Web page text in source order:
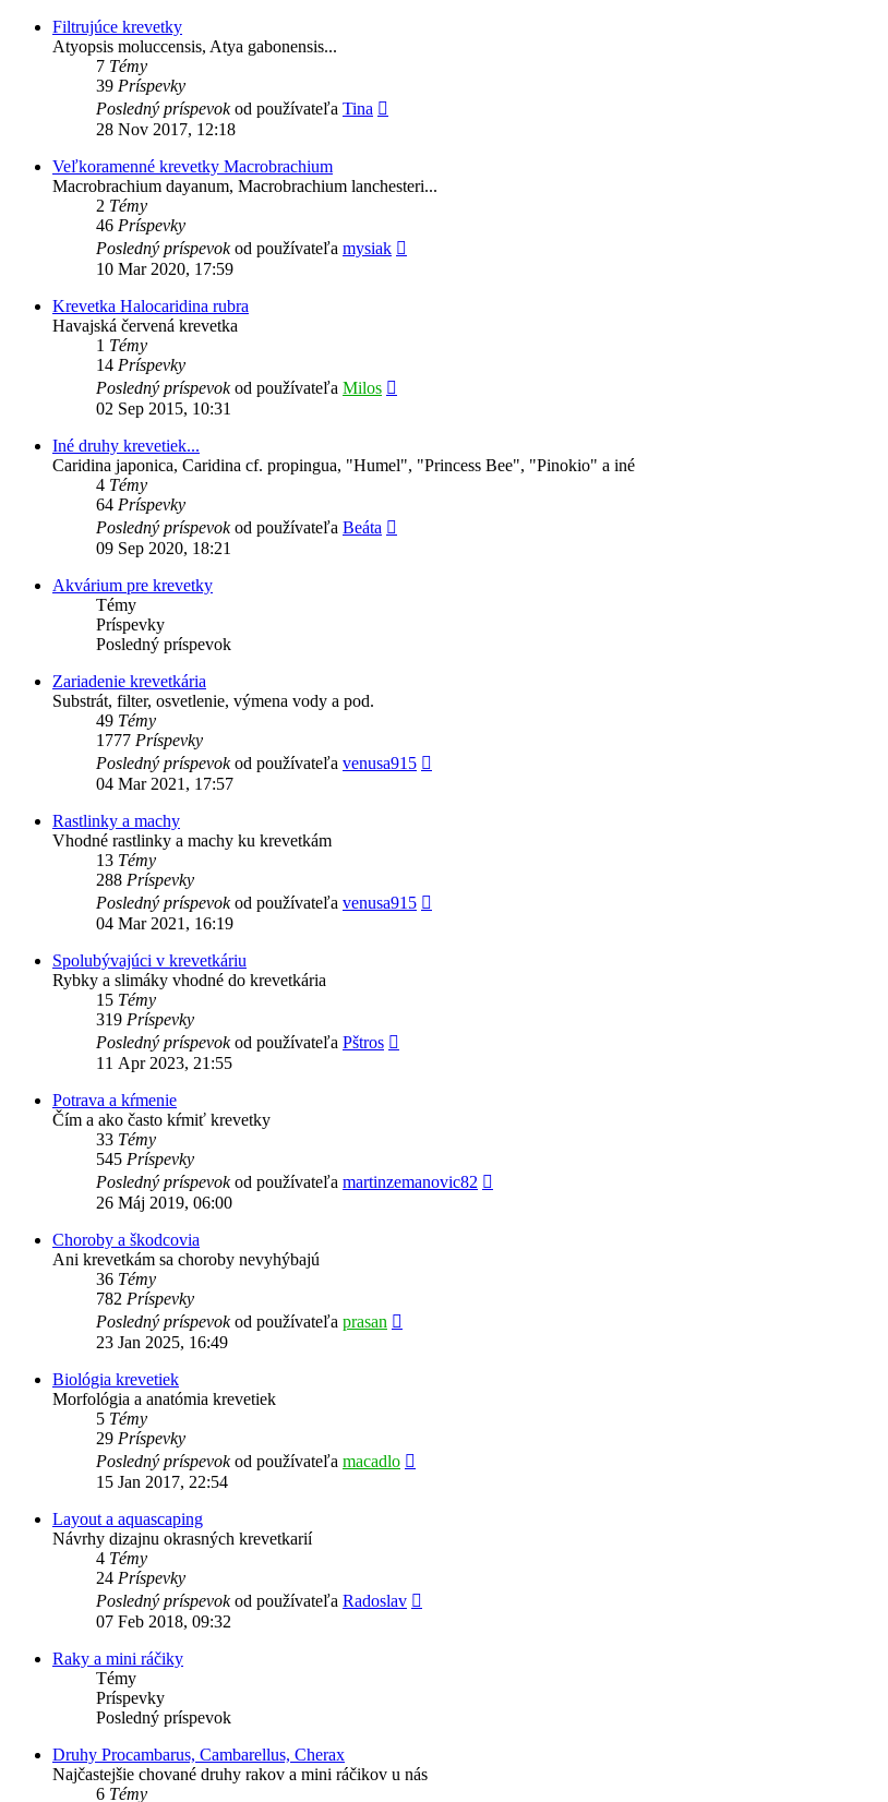
Filtrujúce krevetky
Atyopsis moluccensis, Atya gabonensis...
7 Témy
39 Príspevky
Posledný príspevokod používateľa Tina
28 Nov 2017, 12:18
Veľkoramenné krevetky Macrobrachium
Macrobrachium dayanum, Macrobrachium lanchesteri...
2 Témy
46 Príspevky
Posledný príspevokod používateľa mysiak
10 Mar 2020, 17:59
Krevetka Halocaridina rubra
Havajská červená krevetka
1 Témy
14 Príspevky
Posledný príspevokod používateľa Milos
02 Sep 2015, 10:31
Iné druhy krevetiek...
Caridina japonica, Caridina cf. propingua, "Humel", "Princess Bee", "Pinokio" a iné
4 Témy
64 Príspevky
Posledný príspevokod používateľa Beáta
09 Sep 2020, 18:21
Akvárium pre krevetky
Témy
Príspevky
Posledný príspevok
Zariadenie krevetkária
Substrát, filter, osvetlenie, výmena vody a pod.
49 Témy
1777 Príspevky
Posledný príspevokod používateľa venusa915
04 Mar 2021, 17:57
Rastlinky a machy
Vhodné rastlinky a machy ku krevetkám
13 Témy
288 Príspevky
Posledný príspevokod používateľa venusa915
04 Mar 2021, 16:19
Spolubývajúci v krevetkáriu
Rybky a slimáky vhodné do krevetkária
15 Témy
319 Príspevky
Posledný príspevokod používateľa Pštros
11 Apr 2023, 21:55
Potrava a kŕmenie
Čím a ako často kŕmiť krevetky
33 Témy
545 Príspevky
Posledný príspevokod používateľa martinzemanovic82
26 Máj 2019, 06:00
Choroby a škodcovia
Ani krevetkám sa choroby nevyhýbajú
36 Témy
782 Príspevky
Posledný príspevokod používateľa prasan
23 Jan 2025, 16:49
Biológia krevetiek
Morfológia a anatómia krevetiek
5 Témy
29 Príspevky
Posledný príspevokod používateľa macadlo
15 Jan 2017, 22:54
Layout a aquascaping
Návrhy dizajnu okrasných krevetkarií
4 Témy
24 Príspevky
Posledný príspevokod používateľa Radoslav
07 Feb 2018, 09:32
Raky a mini ráčiky
Témy
Príspevky
Posledný príspevok
Druhy Procambarus, Cambarellus, Cherax
Najčastejšie chované druhy rakov a mini ráčikov u nás
6 Témy